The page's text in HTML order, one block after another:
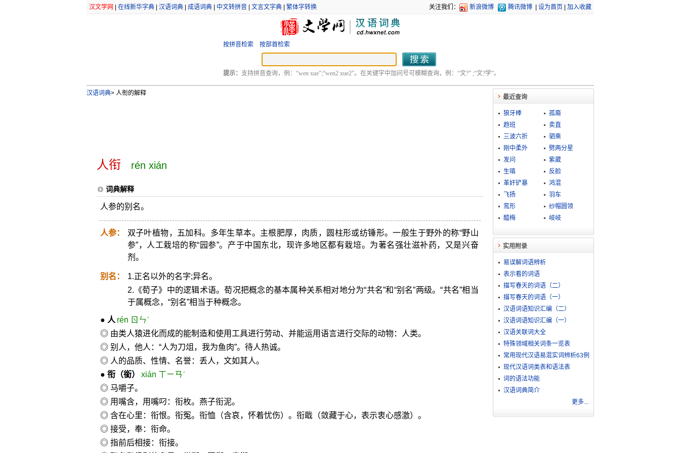
汉文学网 在线新华字典| 汉语词典| 成语词典| 中文转拼音| 文言文字典| 繁体字转换 关注我们： 新浪微博 腾讯微博 设为首页 加入收藏
按拼音检索 按部首检索
提示： 支持拼音查询，例：“wen xue”;“wen2 xue2”。在关键字中加问号可模糊查询，例：“文?” ;“文?学”。
汉语词典>人衔的解释
人衔 rén xián
词典解释
人参的别名。
人参：
双子叶植物，五加科。多年生草本。主根肥厚，肉质，圆柱形或纺锤形。一般生于野外的称“野山
参”，人工栽培的称“园参”。产于中国东北，现许多地区都有栽培。为著名强壮滋补药，又是兴奋
剂。
别名：
1.正名以外的名字;异名。
2.《荀子》中的逻辑术语。荀况把概念的基本属种关系相对地分为“共名”和“别名”两级。“共名”相当
于属概念，“别名”相当于种概念。
● 人 rén ㄖㄣˊ
◎ 由类人猿进化而成的能制造和使用工具进行劳动、并能运用语言进行交际的动物：人类。
◎ 别人，他人：“人为刀俎，我为鱼肉”。待人热诚。
◎ 人的品质、性情、名誉：丢人，文如其人。
● 衔（銜）
xián ㄒㄧㄢˊ
◎ 马嚼子。
◎ 用嘴含，用嘴叼：衔枚。燕子衔泥。
◎ 含在心里：衔恨。衔冤。衔恤（含哀，怀着忧伤）。衔戢（敛藏于心，表示衷心感激）。
◎ 接受，奉：衔命。
◎ 指前后相接：衔接。
最近查询
狼牙棒
孤裔
趋班
卖直
三波六折
驷乘
刚中柔外
劈两分星
发问
紫葳
生嗔
反脸
革奸铲暴
鸿混
飞扬
羽车
鸾形
纱帽圆领
醯梅
岐岐
实用附录
易误解词语辨析
表示看的词语
描写春天的词语（二）
描写春天的词语（一）
汉语词语知识汇编（二）
汉语词语知识汇编（一）
汉语关联词大全
特殊领域相关词条一览表
常用现代汉语易混实词辨析63例
现代汉语词类表和语法表
词的语法功能
汉语词典简介
更多...